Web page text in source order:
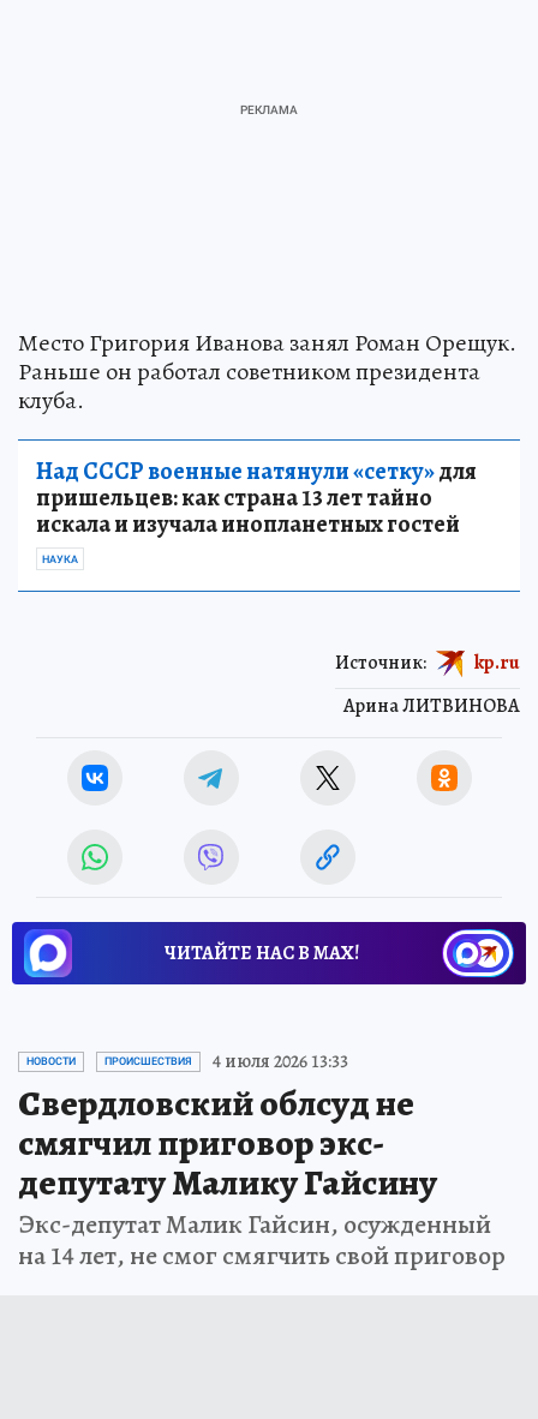
Место Григория Иванова занял Роман Орещук.
Раньше он работал советником президента
клуба.
Над СССР военные натянули «сетку»для
пришельцев: как страна 13 лет тайно
искала и изучала инопланетных гостей
НАУКА
Арина ЛИТВИНОВА
Источник: kp.ru
ЧИТАЙТЕ НАС В МАХ!
НОВОСТИ ПРОИСШЕСТВИЯ 4 июля 2026 13:33
Свердловский облсуд не
смягчил приговор экс-
депутату Малику Гайсину
Экс-депутат Малик Гайсин, осужденный
на 14 лет, не смог смягчить свой приговор